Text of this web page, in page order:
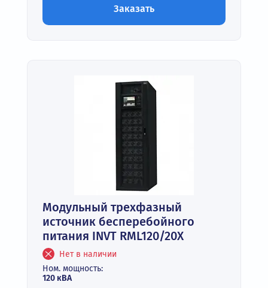
Заказать
Модульный трехфазный
источник бесперебойного
питания INVT RML120/20X
Нет в наличии
Ном. мощность:
120 кВА